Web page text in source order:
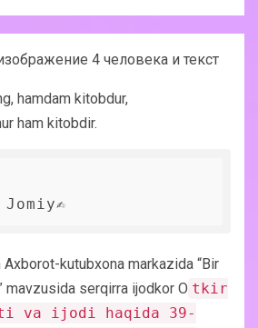
hamdam kitobdur,
ham kitobdir.
Jomiy✍️
kutubxona markazida “Bir
mavzusida serqirra ijodkor O tkir
va ijodi haqida 39-